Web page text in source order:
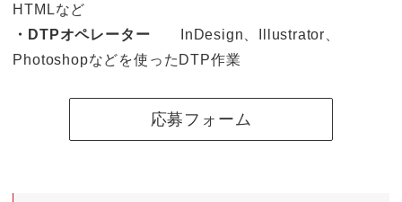
HTMLなど
・DTPオペレーター InDesign、Illustrator、
Photoshopなどを使ったDTP作業
応募フォーム